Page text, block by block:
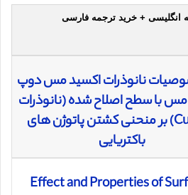
انگلیسی + خرید ترجمه فارسی
نانوذرات اکسید مس دوپ
با سطح اصلاح شده (نانوذرات
Cu:ZnO) بر منحنی کشتن پاتوژن های
باکتریایی
Effect and Properties of